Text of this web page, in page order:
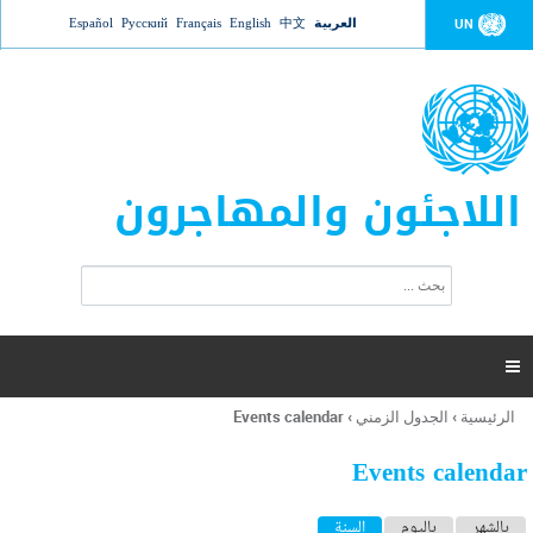
Jump to navigation UN العربية 中文
English
Français
Русский
Español
اللاجئون والمهاجرون
ت
ر
ل
ح
ب

أنت
هنا
الرئيسية › الجدول الزمني ›
Events calendar
Events calendar